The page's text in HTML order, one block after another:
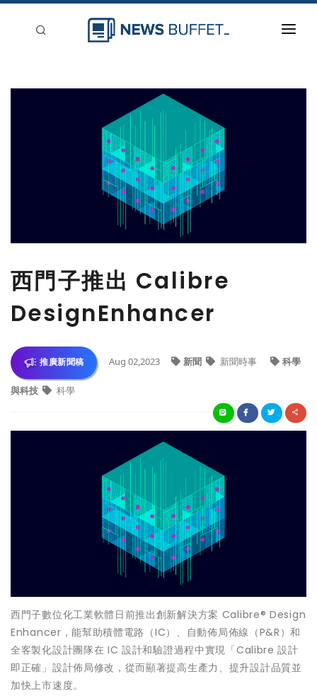
西門子推出 Calibre
DesignEnhancer
推廣新聞稿 Aug 02,2023 新聞 新聞時事 科學
與科技 科學
西門子數位化工業軟體日前推出創新解決方案 Calibre® Design
Enhancer，能幫助積體電路（IC）、自動佈局佈線（P&R）和
全客製化設計團隊在 IC 設計和驗證過程中實現「Calibre 設計
即正確」設計佈局修改，從而顯著提高生產力、提升設計品質並
加快上市速度。